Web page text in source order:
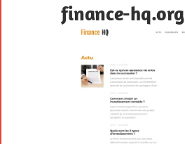
finance-hq.org